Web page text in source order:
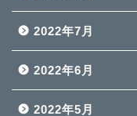
2022年7月
2022年6月
2022年5月